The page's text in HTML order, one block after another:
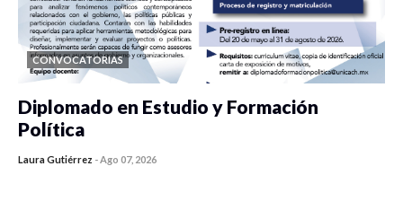
CONVOCATORIAS
Diplomado en Estudio y Formación
Política
Laura Gutiérrez -Ago 07, 2026